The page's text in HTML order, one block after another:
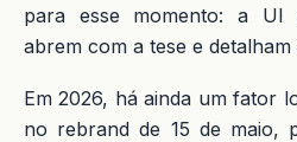
para esse momento: a UI
abrem com a tese e detalham
Em 2026, há ainda um fator
no rebrand de 15 de maio,